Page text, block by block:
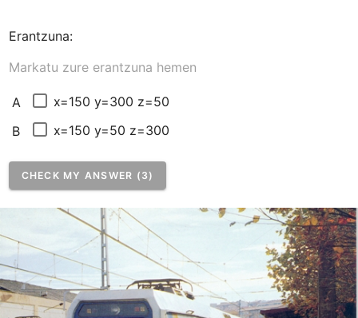
Erantzuna:
Markatu zure erantzuna hemen
A
x=150 y=300 z=50
B
x=150 y=50 z=300
CHECK MY ANSWER (3)